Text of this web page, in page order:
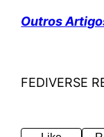
Outros
FEDIVERSE